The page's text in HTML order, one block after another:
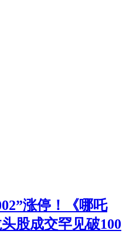
涨停！《哪吒
股成交罕见破100